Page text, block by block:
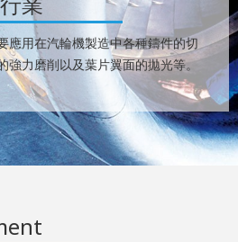
應用在汽輪機製造中各種鑄件的切
強力磨削以及葉片翼面的拋光等。